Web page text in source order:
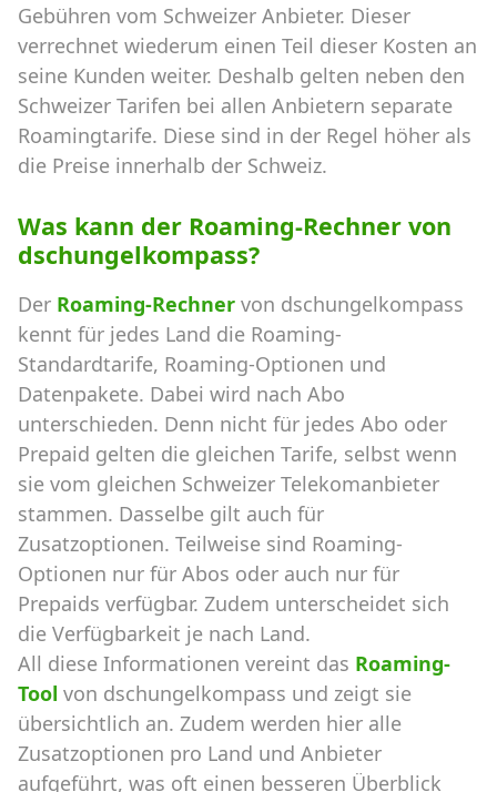
Gebühren vom Schweizer Anbieter. Dieser
verrechnet wiederum einen Teil dieser Kosten an
seine Kunden weiter. Deshalb gelten neben den
Schweizer Tarifen bei allen Anbietern separate
Roamingtarife. Diese sind in der Regel höher als
die Preise innerhalb der Schweiz.
Was kann der Roaming-Rechner von
dschungelkompass?
Der Roaming-Rechner von dschungelkompass
kennt für jedes Land die Roaming-
Standardtarife, Roaming-Optionen und
Datenpakete. Dabei wird nach Abo
unterschieden. Denn nicht für jedes Abo oder
Prepaid gelten die gleichen Tarife, selbst wenn
sie vom gleichen Schweizer Telekomanbieter
stammen. Dasselbe gilt auch für
Zusatzoptionen. Teilweise sind Roaming-
Optionen nur für Abos oder auch nur für
Prepaids verfügbar. Zudem unterscheidet sich
die Verfügbarkeit je nach Land.
All diese Informationen vereint das Roaming-
Tool von dschungelkompass und zeigt sie
übersichtlich an. Zudem werden hier alle
Zusatzoptionen pro Land und Anbieter
aufgeführt, was oft einen besseren Überblick